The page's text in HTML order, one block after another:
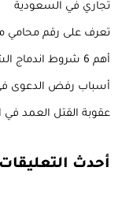
تجاري في السعودية
تعرف على رقم محامي
أهم 6 شروط اندماج الشركات في السعودية .. دليل شامل
أسباب رفض الدعوى
عقوبة القتل العمد في
أحدث التعليقات